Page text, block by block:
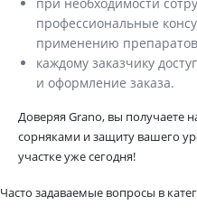
профессиональные
применению
каждому заказчику
и оформление заказа.
Доверяя Grano, вы получаете
сорняками и защиту вашего
участке уже сегодня!
Часто задаваемые вопросы в